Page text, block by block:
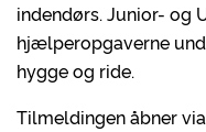
indendørs. Junior- og
hjælperopgaverne
hygge og ride.
Tilmeldingen åbner